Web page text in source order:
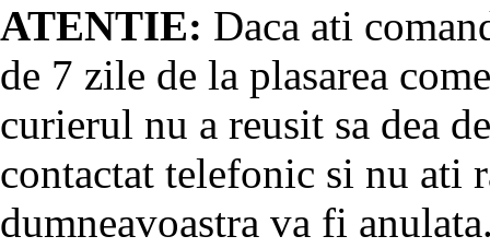
ATENTIE: Daca ati
de 7 zile de la plasarea
curierul nu a reusit sa dea
contactat telefonic si nu ati
dumneavoastra va fi